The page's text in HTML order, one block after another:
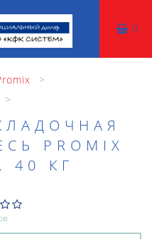
0
PROMIX
40 КГ